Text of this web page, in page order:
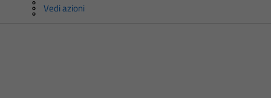
Vedi azioni